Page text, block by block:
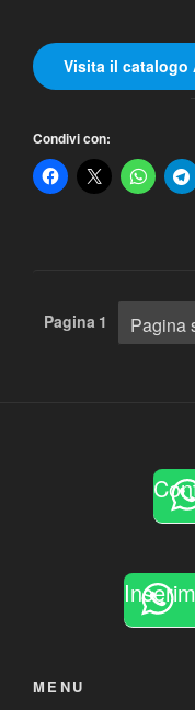
Visita il catalogo
Condivi con:
Paginazione
Pagina 1 Pagina
MENU